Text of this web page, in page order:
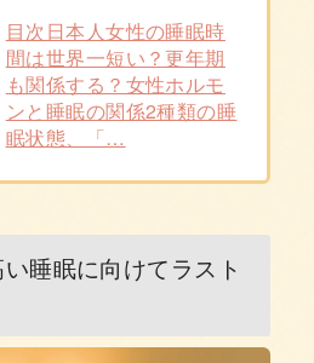
目次日本人女性の睡眠時
間は世界一短い？更年期
も関係する？女性ホルモ
ンと睡眠の関係2種類の睡
眠状態、「…
睡眠に向けてラスト